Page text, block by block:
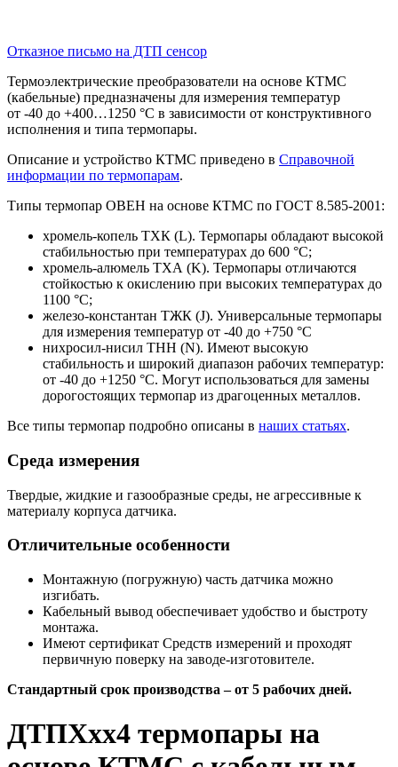
Отказное письмо на ДТП сенсор
Термоэлектрические преобразователи на основе КТМС
(кабельные) предназначены для измерения температур
от -40 до +400…1250 °С в зависимости от конструктивного
исполнения и типа термопары.
Описание и устройство КТМС приведено в Справочной
информации по термопарам.
Типы термопар ОВЕН на основе КТМС по ГОСТ 8.585-2001:
хромель-копель ТХК (L). Термопары обладают высокой
стабильностью при температурах до 600 °С;
хромель-алюмель ТХА (K). Термопары отличаются
стойкостью к окислению при высоких температурах до
1100 °С;
железо-константан ТЖК (J). Универсальные термопары
для измерения температур от -40 до +750 °С
нихросил-нисил ТНН (N). Имеют высокую
стабильность и широкий диапазон рабочих температур:
от -40 до +1250 °С. Могут использоваться для замены
дорогостоящих термопар из драгоценных металлов.
Все типы термопар подробно описаны в наших статьях.
Среда измерения
Твердые, жидкие и газообразные среды, не агрессивные к
материалу корпуса датчика.
Отличительные особенности
Монтажную (погружную) часть датчика можно
изгибать.
Кабельный вывод обеспечивает удобство и быстроту
монтажа.
Имеют сертификат Средств измерений и проходят
первичную поверку на заводе-изготовителе.
Стандартный срок производства – от 5 рабочих дней.
ДТПХхх4 термопары на